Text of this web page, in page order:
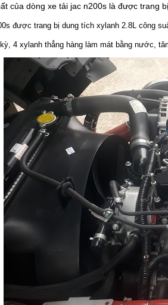
của dòng xe tải jac n200s là được trang
được trang bị dung tích xylanh 2.8L công
4 xylanh thẳng hàng làm mát bằng nước,